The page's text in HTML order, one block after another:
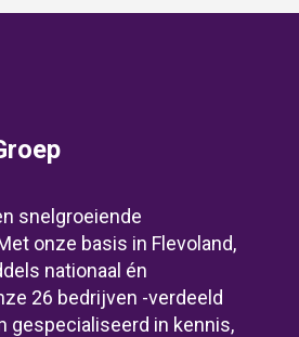
snelgroeiende
onze basis in Flevoland,
nationaal én
26 bedrijven -verdeeld
gespecialiseerd in kennis,